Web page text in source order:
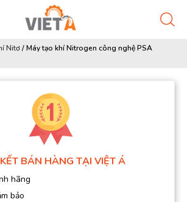
Nitơ/Máy tạo khí Nitrogen công nghệ PSA
BÁN HÀNG TẠI VIỆT Á
hãng
bảo